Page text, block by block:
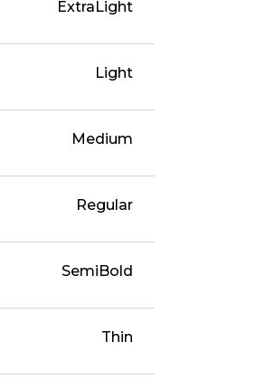
ExtraLight
Light
Medium
Regular
SemiBold
Thin